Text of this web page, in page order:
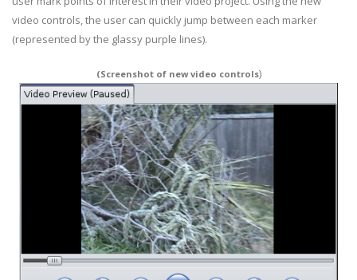
video controls, the user can quickly jump between each marker
(represented by the glassy purple lines).
(Screenshot of new video controls)